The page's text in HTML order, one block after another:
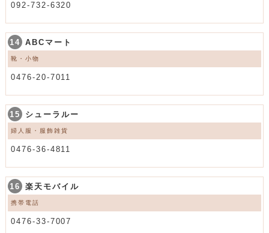
092-732-6320
14 ABCマート
靴・小物
0476-20-7011
15 シューラルー
婦人服・服飾雑貨
0476-36-4811
16 楽天モバイル
携帯電話
0476-33-7007